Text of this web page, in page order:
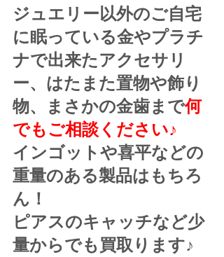
ジュエリー以外のご自宅
に眠っている金やプラチ
ナで出来たアクセサリ
ー、はたまた置物や飾り
物、まさかの金歯まで何
でもご相談ください♪
インゴットや喜平などの
重量のある製品はもちろ
ん！
ピアスのキャッチなど少
量からでも買取ります♪